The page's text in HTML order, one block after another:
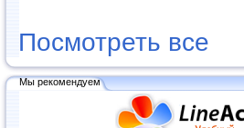
Посмотреть все
Мы рекомендуем